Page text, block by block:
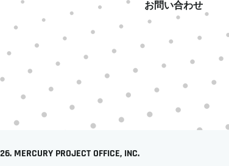
お問い合わせ
MERCURY PROJECT OFFICE, INC.